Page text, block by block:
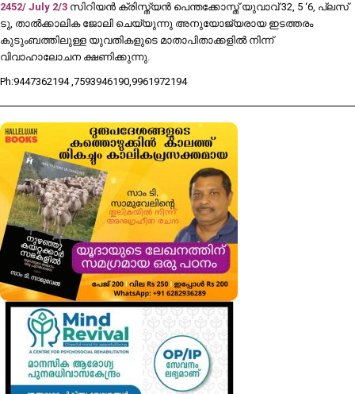
2452/ July 2/3 സിറിയൻ ക്രിസ്ത്യൻ പെന്തക്കോസ്ത് യുവാവ് 32, 5 ‘6, പ്ലസ്
ടു, താൽക്കാലിക ജോലി ചെയ്യുന്നു അനുയോജ്യരായ ഇടത്തരം
കുടുംബത്തിലുള്ള യുവതികളുടെ മാതാപിതാക്കളിൽ നിന്ന്
വിവാഹാലോചന ക്ഷണിക്കുന്നു.
Ph:9447362194 ,7593946190,9961972194